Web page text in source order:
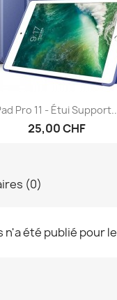
Pro 11 - Étui
25,00 CHF
(0)
n'a été publié pour